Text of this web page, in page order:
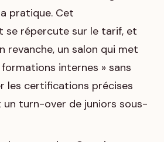
pratique. Cet
se répercute sur le tarif, et
revanche, un salon qui met
internes » sans
les certifications précises
un turn-over de juniors sous-